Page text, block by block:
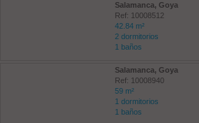
Salamanca, Goya
Ref: 10008512
42.84 m²
2 dormitorios
1 baños
Salamanca, Goya
Ref: 10008940
59 m²
1 dormitorios
1 baños